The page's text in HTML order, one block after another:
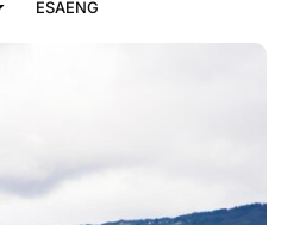
ESAENG